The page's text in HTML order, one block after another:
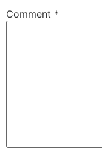
Comment *